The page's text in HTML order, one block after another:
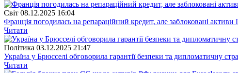
Свiт 08.12.2025 16:04
Франція погодилась на репараційний кредит, але заблоковані
Читати
Полiтика 03.12.2025 21:47
Україна у Брюсселі обговорила гарантії безпеки та дипломатичну
Читати